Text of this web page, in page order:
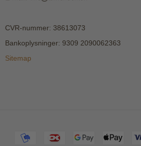
CVR-nummer: 38613073
Bankoplysninger: 9309 2090062363
Sitemap